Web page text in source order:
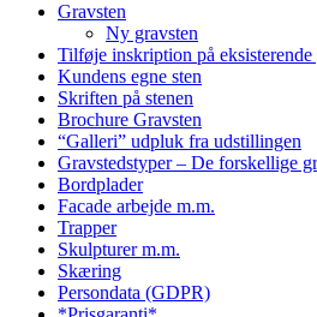
Gravsten
Ny gravsten
Tilføje inskription på eksisterende
Kundens egne sten
Skriften på stenen
Brochure Gravsten
“Galleri” udpluk fra udstillingen
Gravstedstyper – De forskellige
Bordplader
Facade arbejde m.m.
Trapper
Skulpturer m.m.
Skæring
Persondata (GDPR)